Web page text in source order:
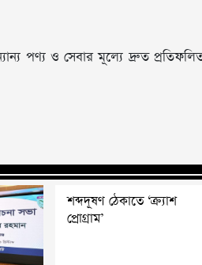
পণ্য ও সেবার মূল্যে দ্রুত
শব্দদূষণ ঠেকাতে ‘ক্র্যাশ
প্রোগ্রাম’